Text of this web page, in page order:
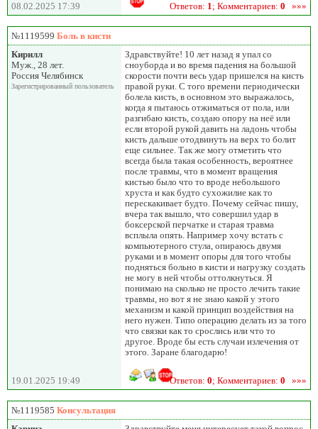
08.02.2025 17:39 Ответов: 1; Комментариев: 0 »»»
№1119599 Боль в кисти
Кирилл
Муж., 28 лет.
Россия Челябинск
Зарегистрированный пользователь
Здравствуйте! 10 лет назад я упал со
сноуборда и во время падения на большой
скорости почти весь удар пришелся на кисть
правой руки. С того времени периодически
болела кисть, в основном это выражалось,
когда я пытаюсь отжиматься от пола, или
разгибаю кисть, создаю опору на неё или
если второй рукой давить на ладонь чтобы
кисть дальше отодвинуть на верх то болит
еще сильнее. Так же могу отметить что
всегда была такая особенность, вероятнее
после травмы, что в момент вращения
кистью было что то вроде небольшого
хруста и как будто сухожилие как то
перескакивает будто. Почему сейчас пишу,
вчера так вышло, что совершил удар в
боксерской перчатке и старая травма
всплыла опять. Например хочу встать с
компьютерного стула, опираюсь двумя
руками и в момент опоры для того чтобы
подняться больно в кисти и нагрузку создать
не могу в ней чтобы оттолкнуться. Я
понимаю на сколько не просто лечить такие
травмы, но вот я не знаю какой у этого
механизм и какой принцип воздействия на
него нужен. Типо операцию делать из за того
что связки как то срослись или что то
другое. Вроде бы есть случаи излечения от
этого. Заране благодарю!
19.01.2025 19:49 Ответов: 0; Комментариев: 0 »»»
№1119585 Консультация